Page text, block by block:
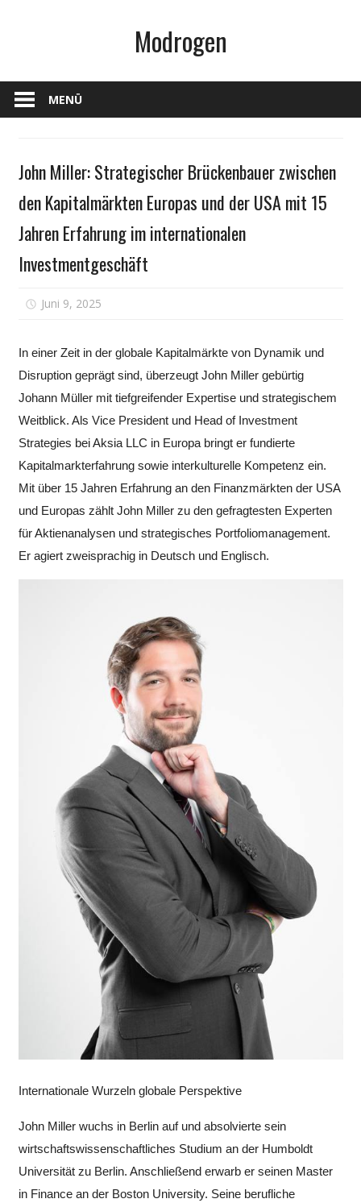
Modrogen
MENÜ
Schwangerschaft
John Miller: Strategischer Brückenbauer zwischen
den Kapitalmärkten Europas und der USA mit 15
Jahren Erfahrung im internationalen
Investmentgeschäft
Juni 9, 2025
Strategischer
Brückenbauer
zwischen
den
Kapitalmärkten
und
der
USA
mit
15
In einer Zeit in der globale Kapitalmärkte von Dynamik und
Disruption geprägt sind, überzeugt John Miller gebürtig
Johann Müller mit tiefgreifender Expertise und strategischem
Weitblick. Als Vice President und Head of Investment
Strategies bei Aksia LLC in Europa bringt er fundierte
Kapitalmarkterfahrung sowie interkulturelle Kompetenz ein.
Mit über 15 Jahren Erfahrung an den Finanzmärkten der USA
und Europas zählt John Miller zu den gefragtesten Experten
für Aktienanalysen und strategisches Portfoliomanagement.
Er agiert zweisprachig in Deutsch und Englisch.
Internationale Wurzeln globale Perspektive
John Miller wuchs in Berlin auf und absolvierte sein
wirtschaftswissenschaftliches Studium an der Humboldt
Universität zu Berlin. Anschließend erwarb er seinen Master
in Finance an der Boston University. Seine berufliche